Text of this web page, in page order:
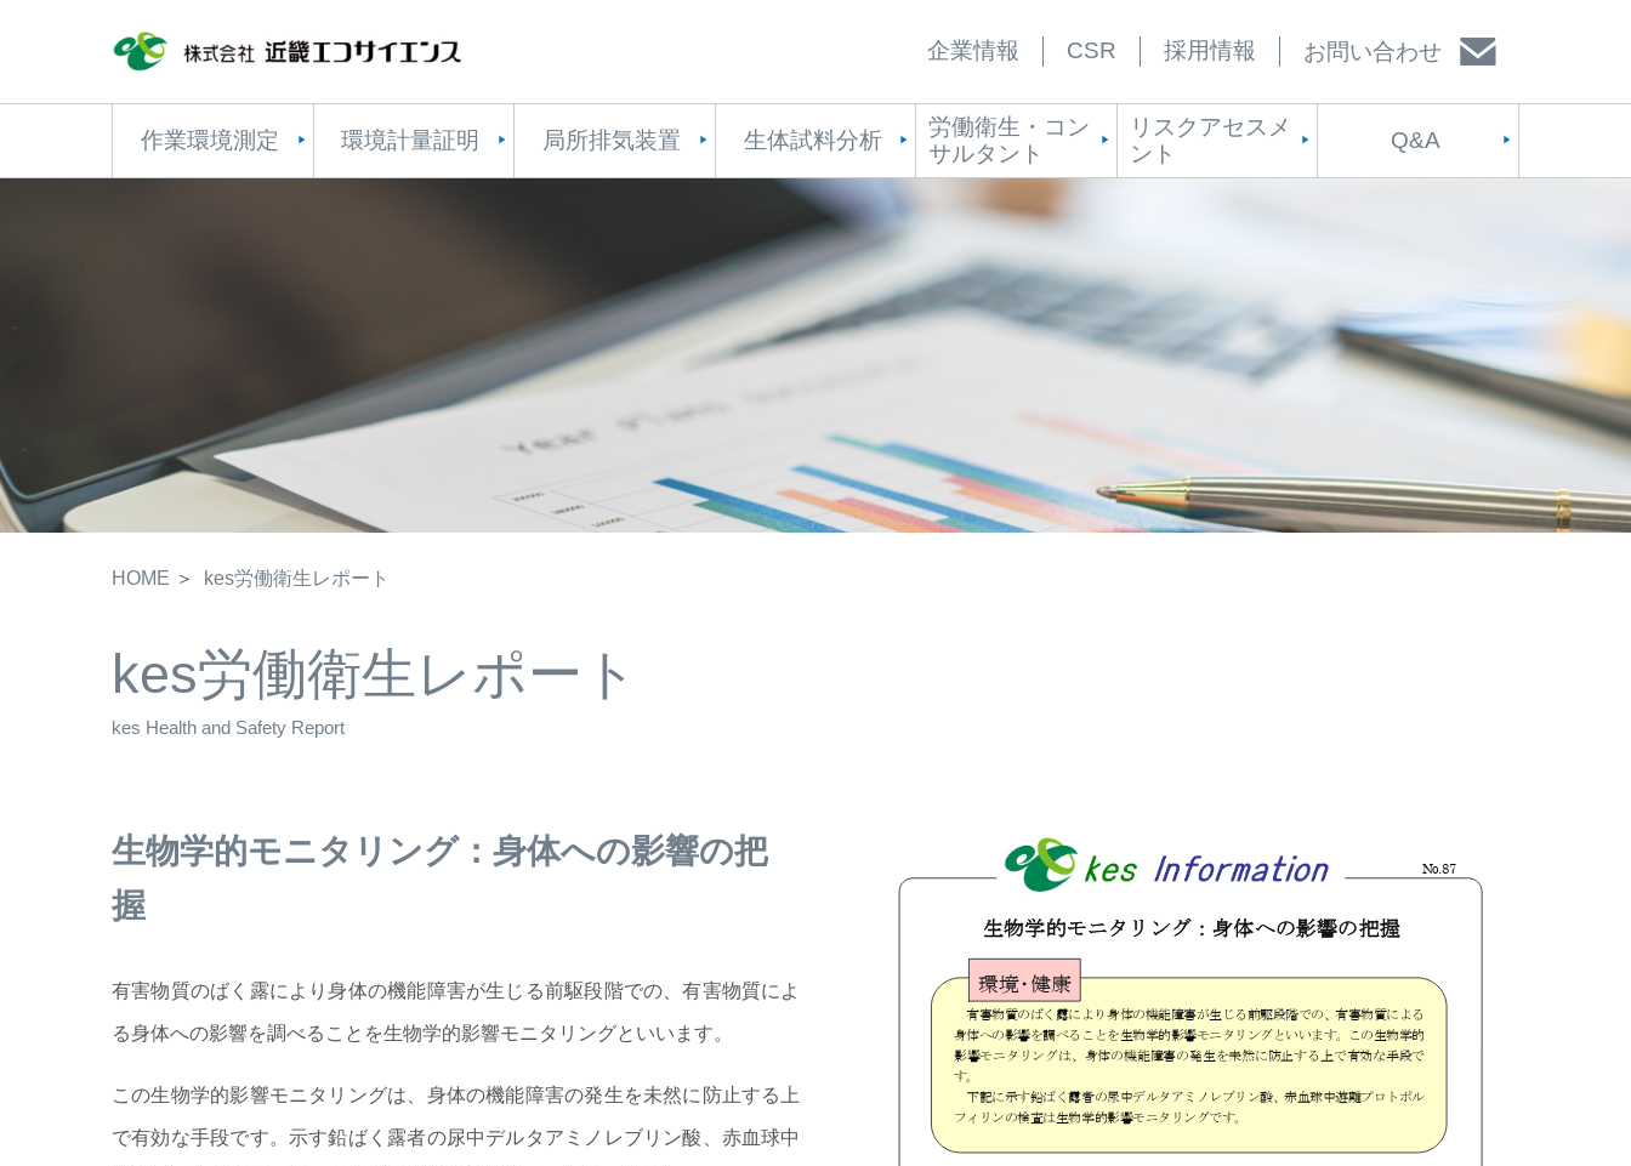
企業情報 CSR 採用情報 お問い合わせ
作業環境測定 環境計量証明 局所排気装置 生体試料分析
労働衛生・コン
サルタント
リスクアセスメ
ント
Q&A
HOME kes労働衛生レポート
kes労働衛生レポート
生物学的モニタリング：身体への影響の把
握
有害物質のばく露により身体の機能障害が生じる前駆段階での、有害物質によ
る身体への影響を調べることを生物学的影響モニタリングといいます。
この生物学的影響モニタリングは、身体の機能障害の発生を未然に防止する上
で有効な手段です。示す鉛ばく露者の尿中デルタアミノレブリン酸、赤血球中